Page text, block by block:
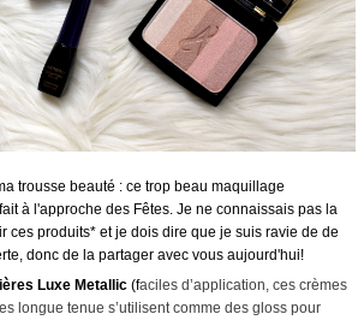
trousse beauté : ce trop beau maquillage
à l'approche des Fêtes. Je ne connaissais pas la
ces produits* et je dois dire que je suis ravie de de
donc de la partager avec vous aujourd'hui!
Luxe Metallic(faciles d’application, ces crèmes
longue tenue s’utilisent comme des gloss pour